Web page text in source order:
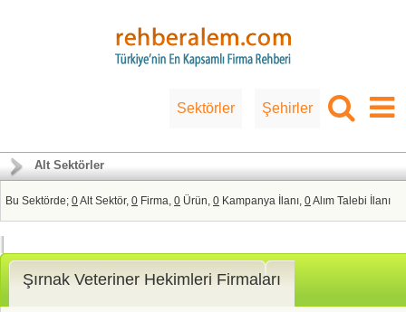
Sektörler Şehirler
Alt Sektörler
Bu Sektörde; 0Alt Sektör, 0 Firma, 0 Ürün, 0 Kampanya İlanı, 0Alım Talebi İlanı
Şırnak Veteriner Hekimleri Firmaları